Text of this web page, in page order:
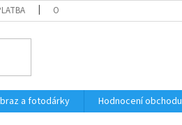
O NÁS
a fotodárky Hodnocení obchodu